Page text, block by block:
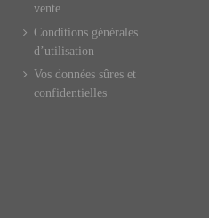
vente
Conditions générales
d’utilisation
Vos données sûres et
confidentielles